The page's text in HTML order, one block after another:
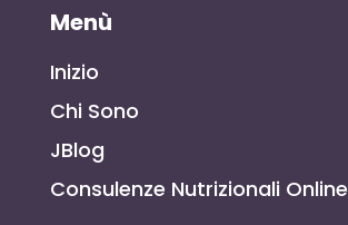
Menù
Inizio
Chi Sono
JBlog
Consulenze Nutrizionali Online